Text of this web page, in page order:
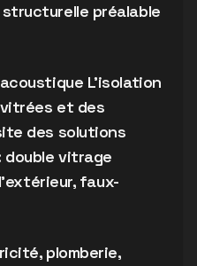
préalable
L'isolation
et des
des solutions
vitrage
faux-
plomberie,